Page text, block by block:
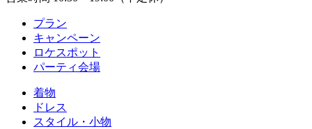
プラン
キャンペーン
ロケスポット
パーティ会場
着物
ドレス
スタイル・小物